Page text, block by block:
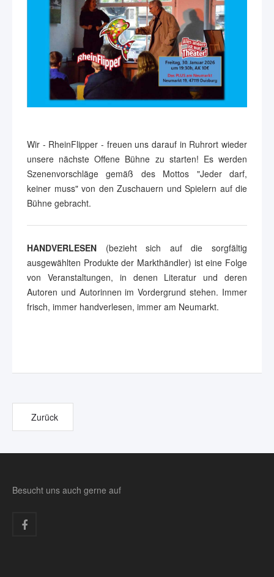
Wir - RheinFlipper - freuen uns darauf in Ruhrort wieder
unsere nächste Offene Bühne zu starten! Es werden
Szenenvorschläge gemäß des Mottos "Jeder darf,
keiner muss" von den Zuschauern und Spielern auf die
Bühne gebracht.
HANDVERLESEN (bezieht sich auf die sorgfältig
ausgewählten Produkte der Markthändler) ist eine Folge
von Veranstaltungen, in denen Literatur und deren
Autoren und Autorinnen im Vordergrund stehen. Immer
frisch, immer handverlesen, immer am Neumarkt.
Zurück
Besucht uns auch gerne auf